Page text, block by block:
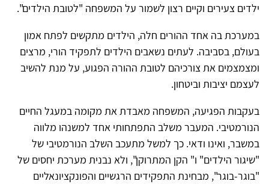
ילדים צעירים וקיים רצון לשמור על המשפחה "לטובת הילדים".
במערכת בה אחד ההורים חלה, הילדים מתקשים לפתח אמון
בעולם, בסביבה. לעתים נשאבים הילדים לתפקיד הורי, מרצים
ומצמצמים את צורכיהם לטובת ההורה הפגוע, על מנת להשיב
לעצמם יציבות וביטחון.
בעקבות הפגיעה, המשפחה מאבדת את מקומה במעגל החיים
הנורמטיבי. המעבר משלב התפתחותי אחד למשנהו מלווה
במשבר, ואינו ודאי. כך למשל מתעכב השלב הנורמטיבי של
"שיגור הילדים" ו" הקן המתרוקן", ולא נבנית מערכת יחסים של
"בוגר-בוגר", מבחינת התפקידים הרגשיים והפונקציונאליים